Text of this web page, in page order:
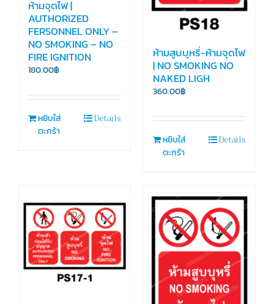
ห้ามจุดไฟ |
AUTHORIZED
FERSONNEL ONLY –
NO SMOKING – NO
FIRE IGNITION
180.00฿
หยิบใส่
ตะกร้า
Details
ห้ามสูบบุหรี่-ห้ามจุดไฟ
| NO SMOKING NO
NAKED LIGH
360.00฿
หยิบใส่
ตะกร้า
Details